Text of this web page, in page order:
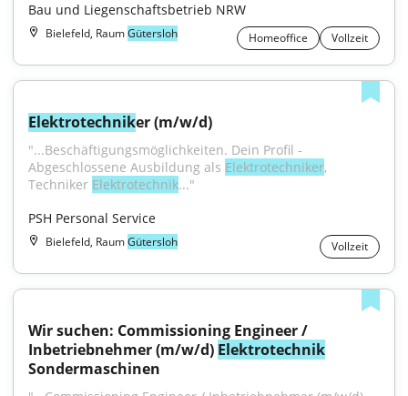
Bau und Liegenschaftsbetrieb NRW
Bielefeld, RaumGütersloh Homeoffice Vollzeit
Elektrotechniker (m/w/d)
"...Beschäftigungsmöglichkeiten. Dein Profil -
Abgeschlossene Ausbildung als Elektrotechniker,
Techniker Elektrotechnik..."
PSH Personal Service
Bielefeld, RaumGütersloh Vollzeit
Wir suchen: Commissioning Engineer /
Inbetriebnehmer (m/w/d) Elektrotechnik
Sondermaschinen